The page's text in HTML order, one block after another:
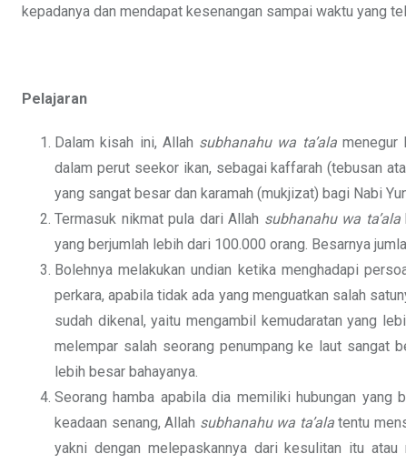
kepadanya dan mendapat kesenangan sampai waktu yang
Pelajaran
Dalam kisah ini, Allah subhanahu wa ta’alamenegur
dalam perut seekor ikan, sebagai kaffarah (tebusan
yang sangat besar dan karamah (mukjizat) bagi Nabi
Termasuk nikmat pula dari Allah subhanahu wa ta’ala
yang berjumlah lebih dari 100.000 orang. Besarnya
Bolehnya melakukan undian ketika menghadapi
perkara, apabila tidak ada yang menguatkan salah
sudah dikenal, yaitu mengambil kemudaratan yang
melempar salah seorang penumpang ke laut sangat
lebih besar bahayanya.
Seorang hamba apabila dia memiliki hubungan
keadaan senang, Allah subhanahu wa ta’alatentu
yakni dengan melepaskannya dari kesulitan itu atau